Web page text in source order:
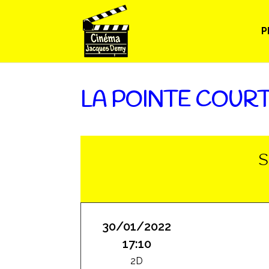
LA POINTE
30/01/2022
17:10
2D